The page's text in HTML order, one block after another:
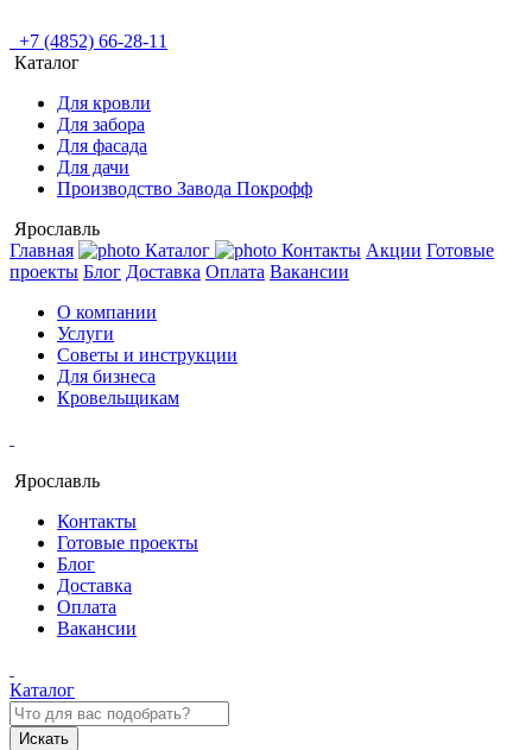
+7 (4852) 66-28-11
Каталог
Для кровли
Для забора
Для фасада
Для дачи
Производство Завода Покрофф
Ярославль
Главная
Каталог Контакты Акции Готовые
проекты Блог Доставка Оплата Вакансии
О компании
Услуги
Советы и инструкции
Для бизнеса
Кровельщикам
Ярославль
Контакты
Готовые проекты
Блог
Доставка
Оплата
Вакансии
Каталог
Искать